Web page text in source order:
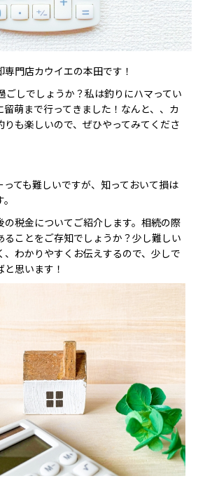
門店カウイエの本田です！
ごしでしょうか？私は釣りにハマってい
萌まで行ってきました！なんと、、カ
も楽しいので、ぜひやってみてくださ
ても難しいですが、知っておいて損は
税金についてご紹介します。相続の際
ることをご存知でしょうか？少し難しい
、わかりやすくお伝えするので、少しで
思います！